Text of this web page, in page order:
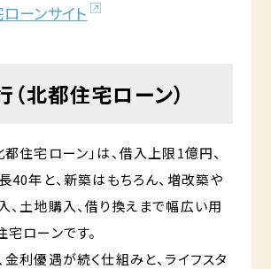
ーンサイト
北都住宅ローン）
住宅ローン」は、借入上限1億円、
40年と、新築はもちろん、増改築や
、土地購入、借り換えまで幅広い用
ローンです。
利優遇が続く仕組みと、ライフスタ